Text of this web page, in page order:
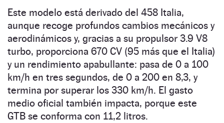
Este modelo está derivado del 458 Italia,
aunque recoge profundos cambios mecánicos y
aerodinámicos y, gracias a su propulsor 3.9 V8
turbo, proporciona 670 CV (95 más que el Italia)
y un rendimiento apabullante: pasa de 0 a 100
km/h en tres segundos, de 0 a 200 en 8,3, y
termina por superar los 330 km/h. El gasto
medio oficial también impacta, porque este
GTB se conforma con 11,2 litros.